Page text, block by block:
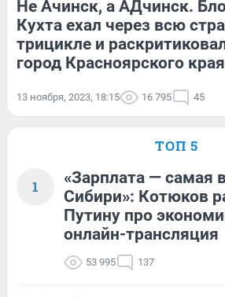
Не Ачинск, а АДчинск.
Кухта ехал через всю
трицикле и
город Красноярского края
13 ноября, 2023, 18:15 16 795 45
ТОП 5
1
«Зарплата — самая
Сибири»: Котюков
Путину про
онлайн-трансляция
53 995 137